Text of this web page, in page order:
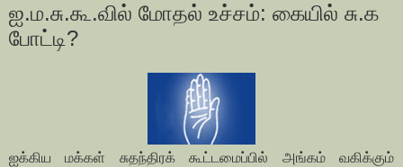
ஐ.ம.சு.கூ.வில் மோதல் உச்சம்: கையில் சு.க
போட்டி?
ஐக்கிய மக்கள் சுதந்திரக் கூட்டமைப்பில் அங்கம் வகிக்கும்